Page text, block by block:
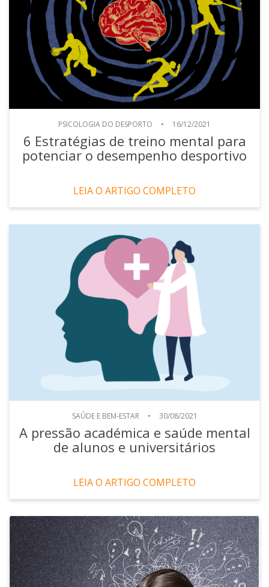
PSICOLOGIA DO DESPORTO • 16/12/2021
6 Estratégias de treino mental para
potenciar o desempenho desportivo
LEIA O ARTIGO COMPLETO
SAÚDE E BEM-ESTAR • 30/08/2021
A pressão académica e saúde mental
de alunos e universitários
LEIA O ARTIGO COMPLETO